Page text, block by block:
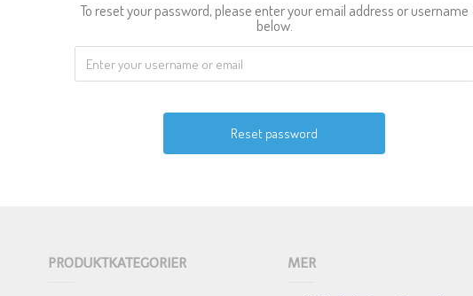
To reset your password, please enter your email address or username
below.
PRODUKTKATEGORIER MER